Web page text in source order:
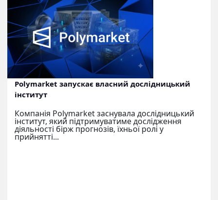
Polymarket запускає власний дослідницький
інститут
Компанія Polymarket заснувала дослідницький
інститут, який підтримуватиме дослідження
діяльності бірж прогнозів, їхньої ролі у
прийнятті...